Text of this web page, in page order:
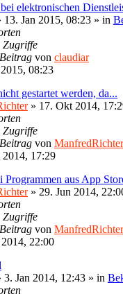
elektronischen
13. Jan 2015, 08:23 » in
Zugriffe
von claudiar
08:23
gestartet werden, da...
» 17. Okt 2014,
Zugriffe
von ManfredRichter
17:29
Programmen aus App
» 29. Jun 2014,
Zugriffe
von ManfredRichter
22:00
3. Jan 2014, 12:43 » in